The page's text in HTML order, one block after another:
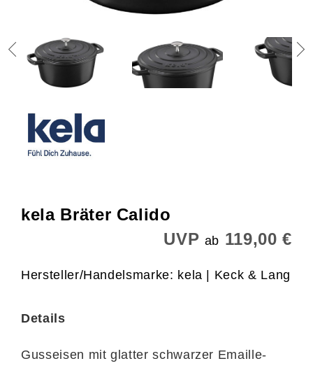
kela Bräter Calido
UVP ab 119,00 €
Hersteller/Handelsmarke: kela | Keck & Lang
Details
Gusseisen mit glatter schwarzer Emaille-